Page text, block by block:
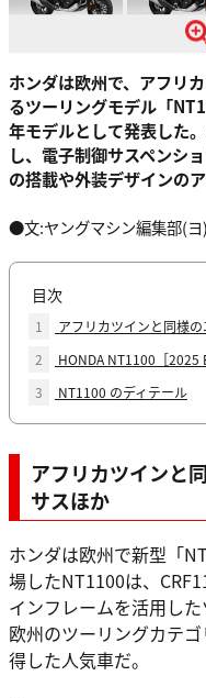
ホンダは欧州で、アフリ
るツーリングモデル「
年モデルとして発表した
し、電子制御サスペンシ
の搭載や外装デザインの
●文:ヤングマシン編集部(ヨ)
目次
1
アフリカツインと同様
2
HONDA NT1100［2025
3
NT1100 のディテール
アフリカツインと
サスほか
ホンダは欧州で新型「
場したNT1100は、
インフレームを活用し
欧州のツーリングカテ
得した人気車だ。